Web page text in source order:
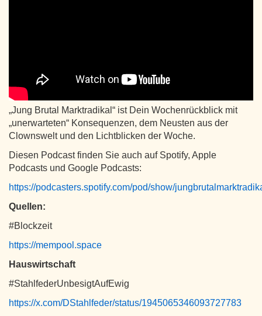
„Jung Brutal Marktradikal“ ist Dein Wochenrückblick mit
„unerwarteten“ Konsequenzen, dem Neusten aus der
Clownswelt und den Lichtblicken der Woche.
Diesen Podcast finden Sie auch auf Spotify, Apple
Podcasts und Google Podcasts:
https://podcasters.spotify.com/pod/show/
Quellen:
#Blockzeit
https://mempool.space
Hauswirtschaft
#StahlfederUnbesigtAufEwig
https://x.com/DStahlfeder/status/1945065346093727783